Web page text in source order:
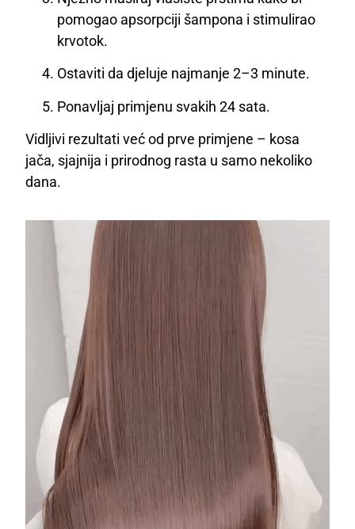
pomogao apsorpciji šampona i stimulirao
krvotok.
Ostaviti da djeluje najmanje 2–3 minute.
Ponavljaj primjenu svakih 24 sata.
Vidljivi rezultati već od prve primjene – kosa
jača, sjajnija i prirodnog rasta u samo nekoliko
dana.